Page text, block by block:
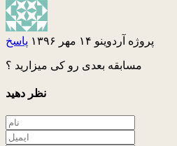
پروژه آردوینو ۱۴ مهر ۱۳۹۶ پاسخ
مسابقه بعدی رو کی میزارید ؟
نظر دهید